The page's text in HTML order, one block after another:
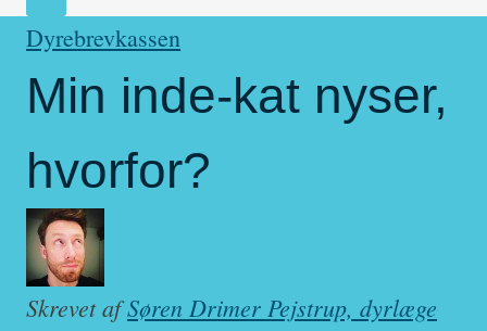
Dyrebrevkassen
Min inde-kat nyser,
hvorfor?
Skrevet afSøren Drimer Pejstrup, dyrlæge